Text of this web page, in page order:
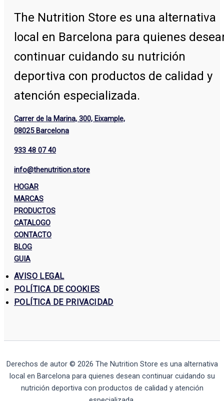
The Nutrition Store es una alternativa
local en Barcelona para quienes
continuar cuidando su nutrición
deportiva con productos de calidad y
atención especializada.
Carrer de la Marina, 300, Eixample,
08025 Barcelona
933 48 07 40
info@thenutrition.store
HOGAR
MARCAS
PRODUCTOS
CATALOGO
CONTACTO
BLOG
GUIA
AVISO LEGAL
POLÍTICA DE COOKIES
POLÍTICA DE PRIVACIDAD
Derechos de autor © 2026 The Nutrition Store es una alternativa
local en Barcelona para quienes desean continuar cuidando su
nutrición deportiva con productos de calidad y atención